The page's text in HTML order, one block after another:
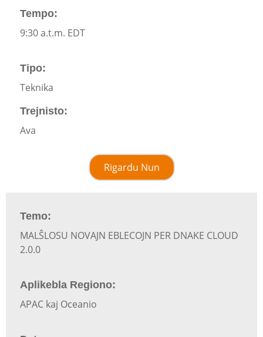
Tempo:
9:30 a.t.m. EDT
Tipo:
Teknika
Trejnisto:
Ava
Rigardu Nun
Temo:
MALŜLOSU NOVAJN EBLECOJN PER DNAKE CLOUD
2.0.0
Aplikebla Regiono:
APAC kaj Oceanio